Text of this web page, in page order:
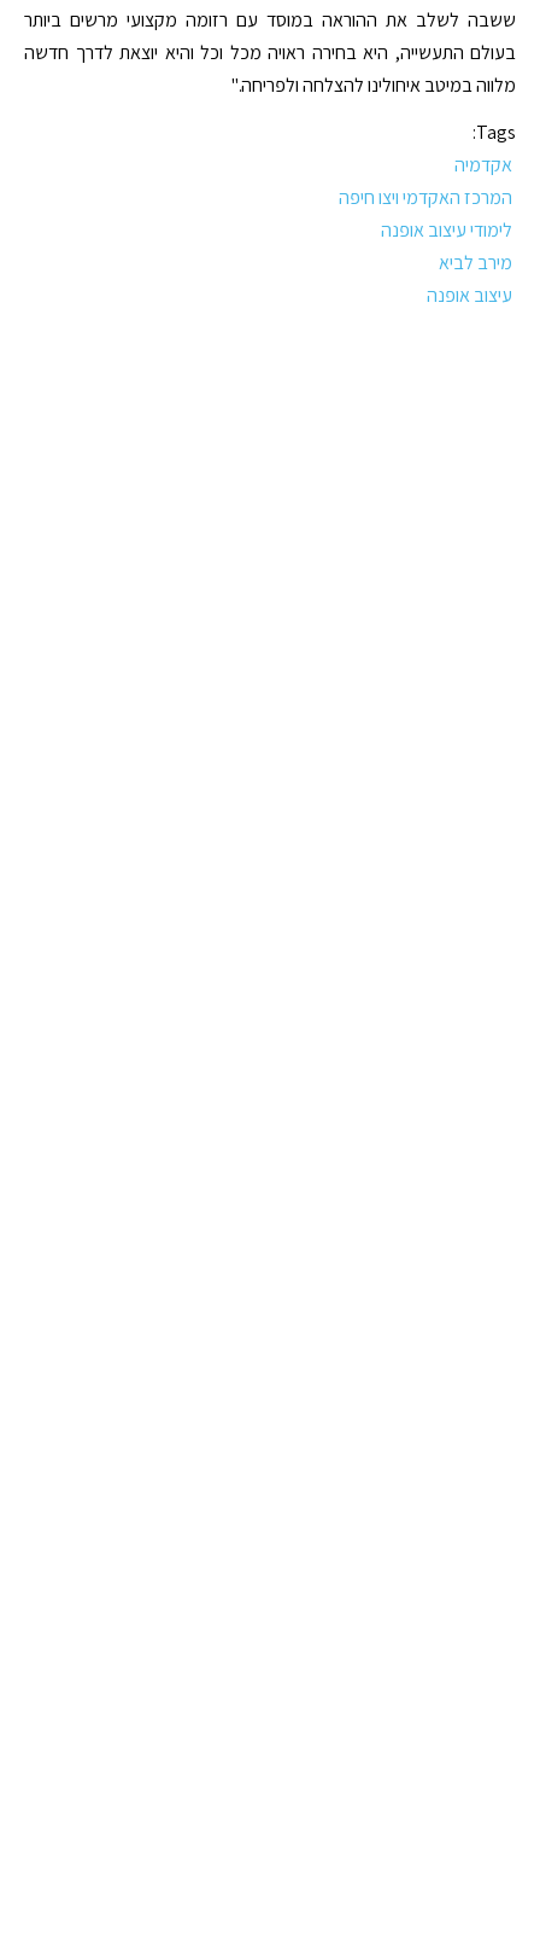
ששבה לשלב את ההוראה במוסד עם רזומה מקצועי מרשים ביותר
בעולם התעשייה, היא בחירה ראויה מכל וכל והיא יוצאת לדרך חדשה
מלווה במיטב איחולינו להצלחה ולפריחה."
Tags:
אקדמיה
המרכז האקדמי ויצו חיפה
לימודי עיצוב אופנה
מירב לביא
עיצוב אופנה